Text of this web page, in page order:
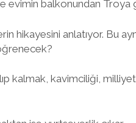
evimin balkonundan Troya
hikayesini anlatıyor. Bu
kalmak, kavimciliği,